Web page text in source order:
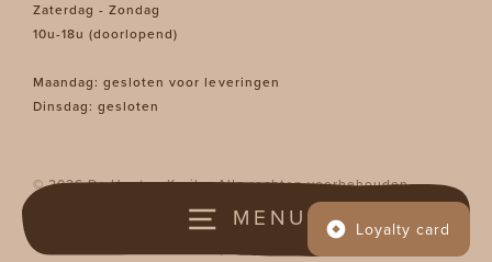
MENU
Zaterdag - Zondag
10u-18u (doorlopend)
Maandag: gesloten voor leveringen
Dinsdag: gesloten
© 2026 De Houten Kruik - Alle rechten voorbehouden -
Website by Bureau Blanc
Pinterest Loyalty card